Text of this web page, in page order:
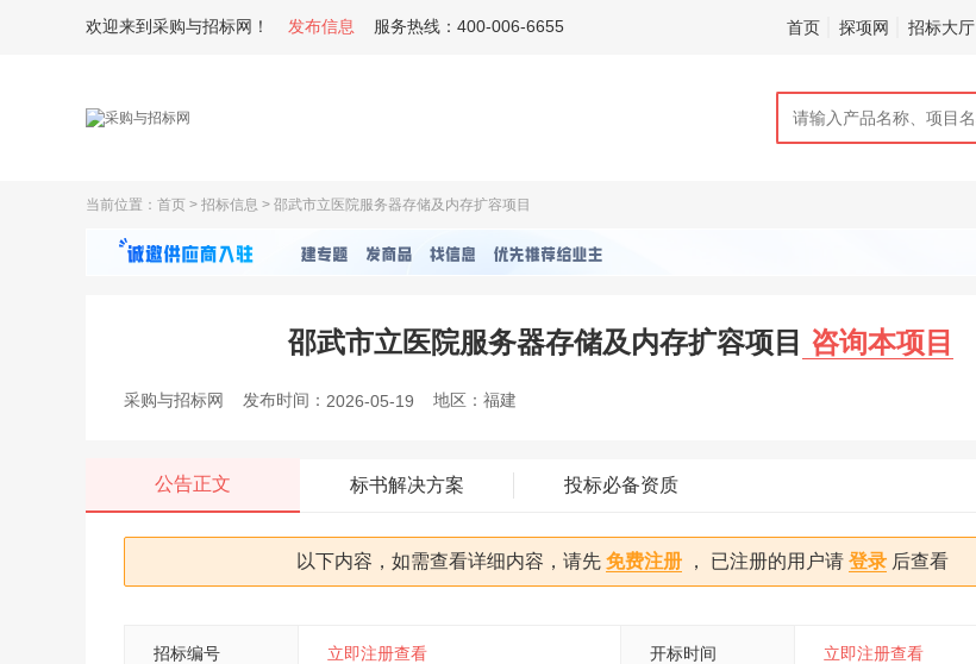
欢迎来到采购与招标网！ 发布信息 服务热线：400-006-6655 首页 探项网 招标大厅
当前位置： 首页 > 招标信息 > 邵武市立医院服务器存储及内存扩容项目
邵武市立医院服务器存储及内存扩容项目 咨询本项目
采购与招标网 发布时间： 2026-05-19 地区： 福建
公告正文 标书解决方案 投标必备资质
以下内容，如需查看详细内容，请先 免费注册， 已注册的用户请 登录后查看
招标编号 立即注册查看 开标时间 立即注册查看